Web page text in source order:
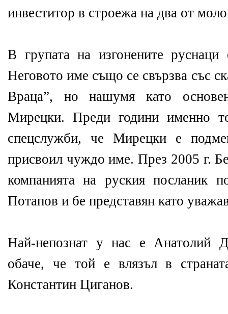
инвеститор в строежа на два от
В групата на изгонените
Неговото име също се свързва със
Враца”, но нашумя като
Мирецки. Преди години именно
спецслужби, че Мирецки е
присвоил чуждо име. През 2005 г.
компанията на руския посланик
Потапов и бе представян като
Най-непознат у нас е Анатолий
обаче, че той е влязъл в
Константин Циганов.